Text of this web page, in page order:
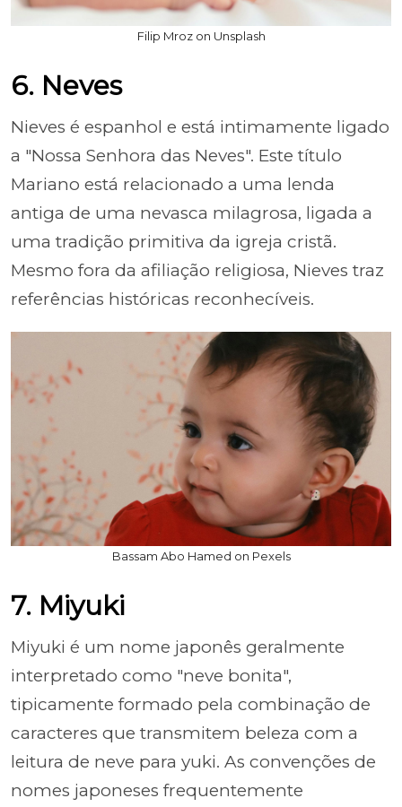
Filip Mroz on Unsplash
6. Neves
Nieves é espanhol e está intimamente ligado
a "Nossa Senhora das Neves". Este título
Mariano está relacionado a uma lenda
antiga de uma nevasca milagrosa, ligada a
uma tradição primitiva da igreja cristã.
Mesmo fora da afiliação religiosa, Nieves traz
referências históricas reconhecíveis.
Bassam Abo Hamed on Pexels
7. Miyuki
Miyuki é um nome japonês geralmente
interpretado como "neve bonita",
tipicamente formado pela combinação de
caracteres que transmitem beleza com a
leitura de neve para yuki. As convenções de
nomes japoneses frequentemente